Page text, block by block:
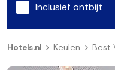
Inclusief ontbijt
Hotels.nl Keulen Best